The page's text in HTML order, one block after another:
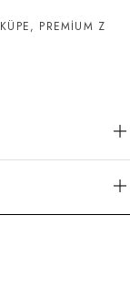
KÜPE, PREMIUM Z